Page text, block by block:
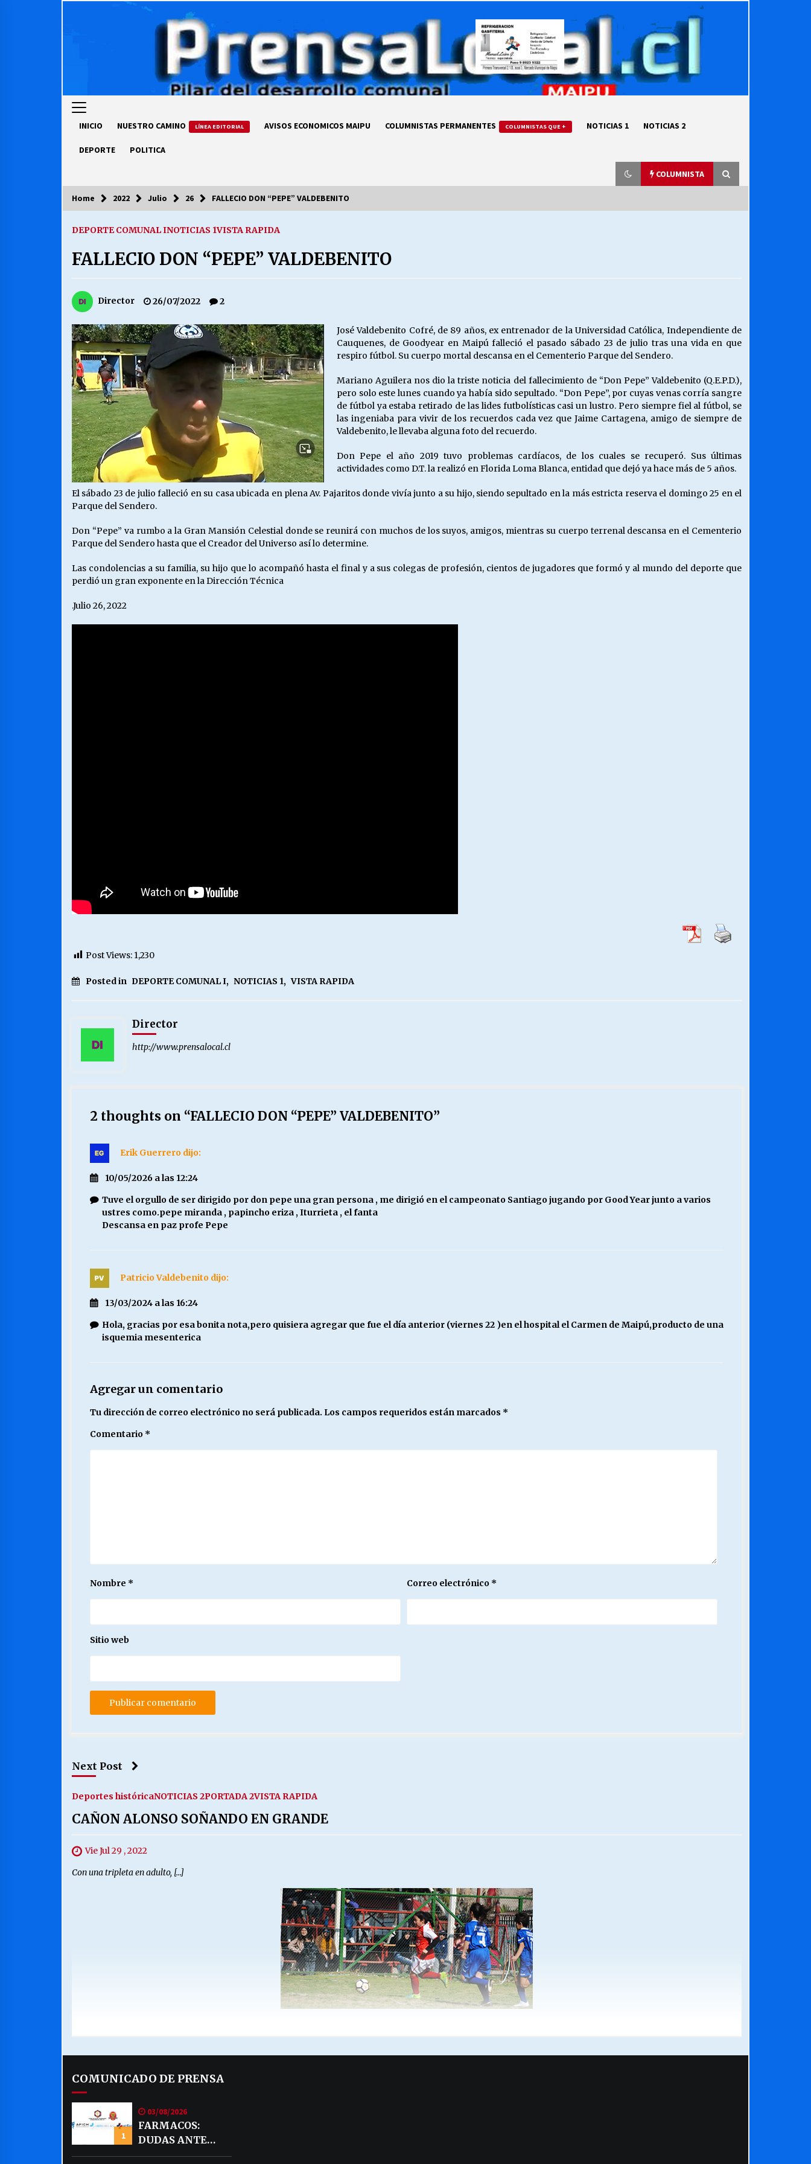
INICIO NUESTRO CAMINO LÍNEA EDITORIAL AVISOS ECONOMICOS MAIPU COLUMNISTAS PERMANENTES COLUMNISTAS QUE + NOTICIAS 1 NOTICIAS 2
DEPORTE POLITICA
COLUMNISTA
COLUMNISTA
luz… ¿Y cuándo van a bajar?
03/08/2026
69 AÑOS DE HISTORIA
28/07/2026
MUNICIPALIDAD, TRABAJADORES,
CLIMA LABORAL:
VOLVER A SER ALTERNATIVA
16/06/2026
MUNICIPALIDADES, HONORARIOS,
DESPIDOS
28/05/2026
Releyendo la Rerum Novarum a 135
años. “La cuestión social hoy”.
16/05/2026
S.O.S. a los ricos, Save Our Souls
(Salvar Nuestras Almas)
30/04/2026
¿Asesores con doble sueldo?
18/04/2026
Chile y sus segmentos de la riqueza
06/04/2026
Home 2022 Julio 26 FALLECIO DON “PEPE” VALDEBENITO
DEPORTE COMUNAL INOTICIAS 1VISTA RAPIDA
FALLECIO DON “PEPE” VALDEBENITO
Director 26/07/2022 2
José Valdebenito Cofré, de 89 años, ex entrenador de la Universidad Católica, Independiente de
Cauquenes, de Goodyear en Maipú falleció el pasado sábado 23 de julio tras una vida en que
respiro fútbol. Su cuerpo mortal descansa en el Cementerio Parque del Sendero.
Mariano Aguilera nos dio la triste noticia del fallecimiento de “Don Pepe” Valdebenito (Q.E.P.D.),
pero solo este lunes cuando ya había sido sepultado. “Don Pepe”, por cuyas venas corría sangre
de fútbol ya estaba retirado de las lides futbolísticas casi un lustro. Pero siempre fiel al fútbol, se
las ingeniaba para vivir de los recuerdos cada vez que Jaime Cartagena, amigo de siempre de
Valdebenito, le llevaba alguna foto del recuerdo.
Don Pepe el año 2019 tuvo problemas cardíacos, de los cuales se recuperó. Sus últimas
actividades como D.T. la realizó en Florida Loma Blanca, entidad que dejó ya hace más de 5 años.
El sábado 23 de julio falleció en su casa ubicada en plena Av. Pajaritos donde vivía junto a su hijo, siendo sepultado en la más estricta reserva el domingo 25 en el
Parque del Sendero.
Don “Pepe” va rumbo a la Gran Mansión Celestial donde se reunirá con muchos de los suyos, amigos, mientras su cuerpo terrenal descansa en el Cementerio
Parque del Sendero hasta que el Creador del Universo así lo determine.
Las condolencias a su familia, su hijo que lo acompañó hasta el final y a sus colegas de profesión, cientos de jugadores que formó y al mundo del deporte que
perdió un gran exponente en la Dirección Técnica
.Julio 26, 2022
Post Views: 1,230
Posted in DEPORTE COMUNAL I, NOTICIAS 1, VISTA RAPIDA
Director
http://www.prensalocal.cl
2 thoughts on “FALLECIO DON “PEPE” VALDEBENITO”
Erik Guerrero dijo:
10/05/2026 a las 12:24
Tuve el orgullo de ser dirigido por don pepe una gran persona , me dirigió en el campeonato Santiago jugando por Good Year junto a varios
ustres como.pepe miranda , papincho eriza , Iturrieta , el fanta
Descansa en paz profe Pepe
Patricio Valdebenito dijo:
13/03/2024 a las 16:24
Hola, gracias por esa bonita nota,pero quisiera agregar que fue el día anterior (viernes 22 )en el hospital el Carmen de Maipú,producto de una
isquemia mesenterica
Agregar un comentario
Tu dirección de correo electrónico no será publicada. Los campos requeridos están marcados *
Comentario *
Nombre * Correo electrónico *
Sitio web
Next Post
Deportes históricaNOTICIAS 2PORTADA 2VISTA RAPIDA
CAÑON ALONSO SOÑANDO EN GRANDE
Vie Jul 29 , 2022
Con una tripleta en adulto, […]
COMUNICADO DE PRENSA
1
03/08/2026
FARMACOS:
DUDAS ANTE
EVENTUAL